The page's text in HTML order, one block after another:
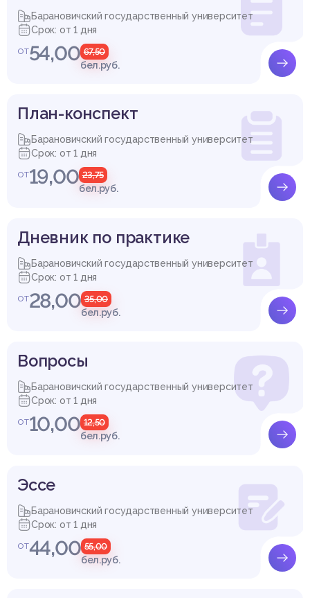
Барановичский государственный университет
Срок: от 1 дня
от54,00 67,50
бел.руб.
План-конспект
Барановичский государственный университет
Срок: от 1 дня
от19,00 23,75
бел.руб.
Дневник по практике
Барановичский государственный университет
Срок: от 1 дня
от28,00 35,00
бел.руб.
Вопросы
Барановичский государственный университет
Срок: от 1 дня
от10,00 12,50
бел.руб.
Эссе
Барановичский государственный университет
Срок: от 1 дня
от44,00 55,00
бел.руб.